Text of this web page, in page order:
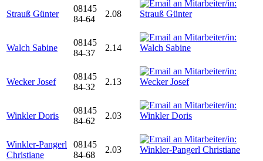
Strauß Günter
08145
84-64
2.08
Walch Sabine
08145
84-37
2.14
Wecker Josef
08145
84-32
2.13
Winkler Doris
08145
84-62
2.03
Winkler-Pangerl
Christiane
08145
84-68
2.03